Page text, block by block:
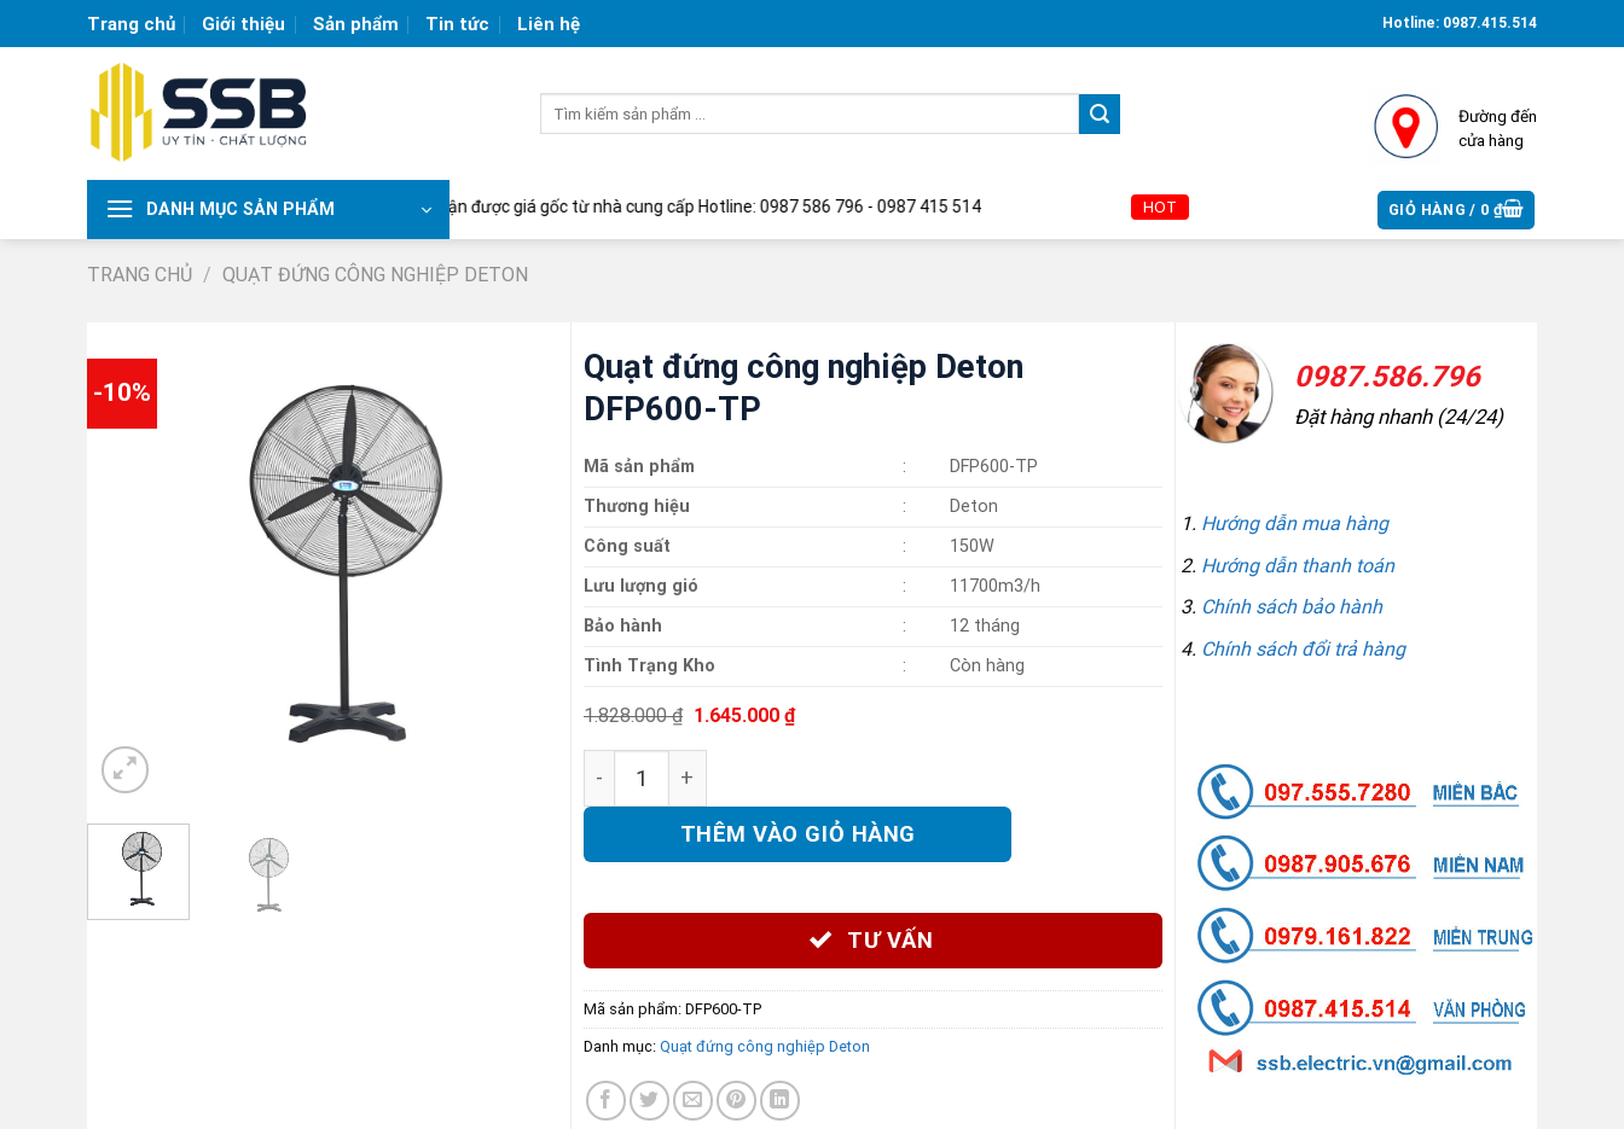
to
Trang chủ Giới thiệu Sản phẩm Tin tức Liên hệ Hotline: 0987.415.514
Đường đến
cửa hàng
DANH MỤC SẢN PHẨM
công nghiệp lớn nhất Việt Nam | Liên hệ để nhận được giá gốc từ nhà cung cấp Hotline: 0987 586 796 - 0987 415 514 HOT GIỎ HÀNG / 0₫
TRANG CHỦ / QUẠT ĐỨNG CÔNG NGHIỆP DETON
-10%
Quạt đứng công nghiệp Deton
DFP600-TP
Mã sản phẩm :
DFP600-TP
Thương hiệu
:
Deton
Công suất
:
150W
Lưu lượng gió
:
11700m3/h
Bảo hành
:
12 tháng
Tình Trạng Kho
: Còn hàng
1.828.000₫ Giá
là:
1.828.000 ₫.
1.645.000 ₫Giá
hiện
THÊM VÀO GIỎ HÀNG
TƯ VẤN
Mã sản phẩm: DFP600-TP
Danh mục: Quạt đứng công nghiệp Deton
0987.586.796
Đặt hàng nhanh (24/24)
Hướng dẫn mua hàng
Hướng dẫn thanh toán
Chính sách bảo hành
Chính sách đổi trả hàng